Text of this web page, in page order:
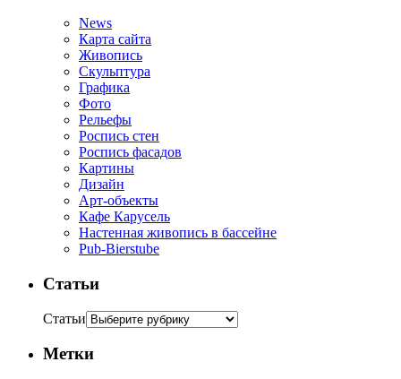
News
Карта сайта
Живопись
Скульптура
Графика
Фото
Рельефы
Роспись стен
Роспись фасадов
Картины
Дизайн
Арт-объекты
Кафе Карусель
Настенная живопись в бассейне
Pub-Bierstube
Статьи
Статьи
Метки